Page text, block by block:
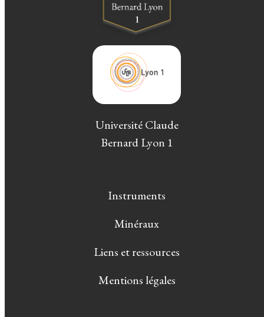
Université Claude
Bernard Lyon 1
Instruments
Minéraux
Liens et ressources
Mentions légales